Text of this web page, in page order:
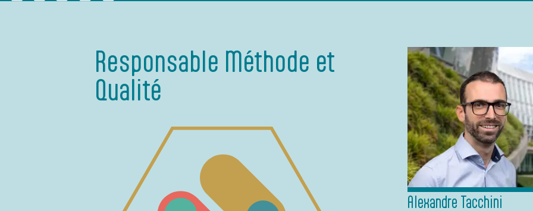
Responsable Méthode et
Qualité
Alexandre Tacchini